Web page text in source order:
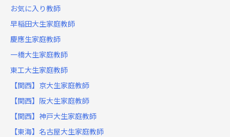
お気に入り教師
早稲田大生家庭教師
慶應生家庭教師
一橋大生家庭教師
東工大生家庭教師
【関西】京大生家庭教師
【関西】阪大生家庭教師
【関西】神戸大生家庭教師
【東海】名古屋大生家庭教師